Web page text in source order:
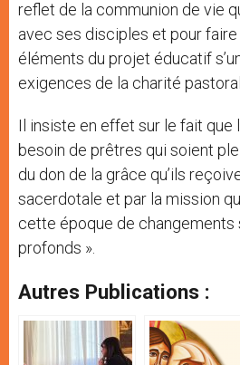
reflet de la communion de vie
avec ses disciples et pour
éléments du projet éducatif
exigences de la charité
Il insiste en effet sur le fait que
besoin de prêtres qui soient
du don de la grâce qu’ils
sacerdotale et par la mission
cette époque de changements
profonds ».
Autres Publications :